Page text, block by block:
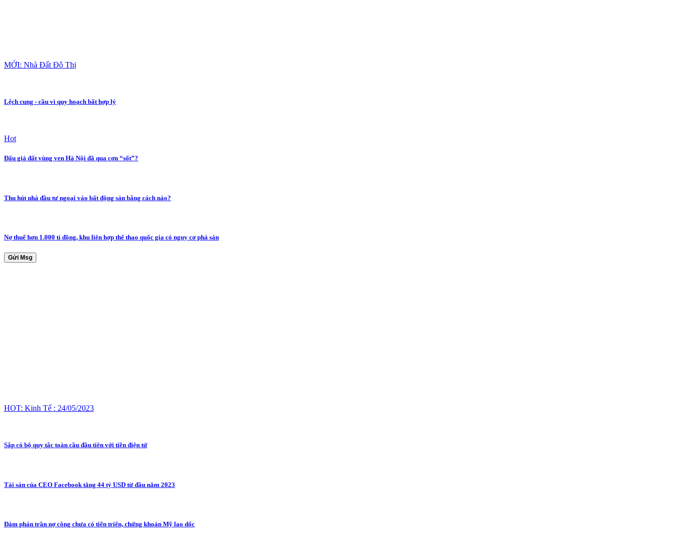
MỚI: Nhà Đất Đô Thị
Lệch cung - cầu vì quy hoạch bất hợp lý
Hot
Đấu giá đất vùng ven Hà Nội đã qua cơn “sốt”?
Thu hút nhà đầu tư ngoại vào bất động sản bằng cách nào?
Nợ thuế hơn 1.000 tỉ đồng, khu liên hợp thể thao quốc gia có nguy cơ phá sản
Gửi Msg
HOT: Kinh Tế : 24/05/2023
Sắp có bộ quy tắc toàn cầu đầu tiên với tiền điện tử
Tài sản của CEO Facebook tăng 44 tỷ USD từ đầu năm 2023
Đàm phán trần nợ công chưa có tiến triển, chứng khoán Mỹ lao dốc